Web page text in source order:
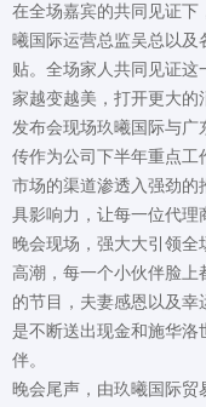
在全场嘉宾的共同见证下
曦国际运营总监吴总以及
贴。全场家人共同见证
家越变越美，打开更大的
发布会现场玖曦国际与
传作为公司下半年重点工
市场的渠道渗透入强劲的
具影响力，让每一位代理
晚会现场，强大大引领全
高潮，每一个小伙伴脸
的节目，夫妻感恩以及
是不断送出现金和施华洛
伴。
晚会尾声，由玖曦国际贸